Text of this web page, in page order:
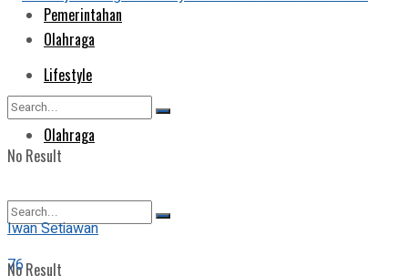
Olahraga
No Result
View All Result
Pemerintahan
Lifestyle
Olahraga
No Result
Iwan Setiawan
76